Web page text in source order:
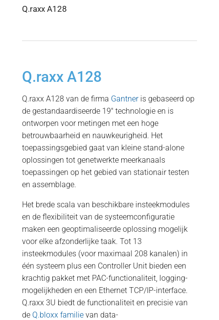
Q.raxx A128
Q.raxx A128
Q.raxx A128 van de firma Gantneris gebaseerd op
de gestandaardiseerde 19" technologie en is
ontworpen voor metingen met een hoge
betrouwbaarheid en nauwkeurigheid. Het
toepassingsgebied gaat van kleine stand-alone
oplossingen tot genetwerkte meerkanaals
toepassingen op het gebied van stationair testen
en assemblage.
Het brede scala van beschikbare insteekmodules
en de flexibiliteit van de systeemconfiguratie
maken een geoptimaliseerde oplossing mogelijk
voor elke afzonderlijke taak. Tot 13
insteekmodules (voor maximaal 208 kanalen) in
één systeem plus een Controller Unit bieden een
krachtig pakket met PAC-functionaliteit, logging-
mogelijkheden en een Ethernet TCP/IP-interface.
Q.raxx 3U biedt de functionaliteit en precisie van
de Q.bloxx familievan data-